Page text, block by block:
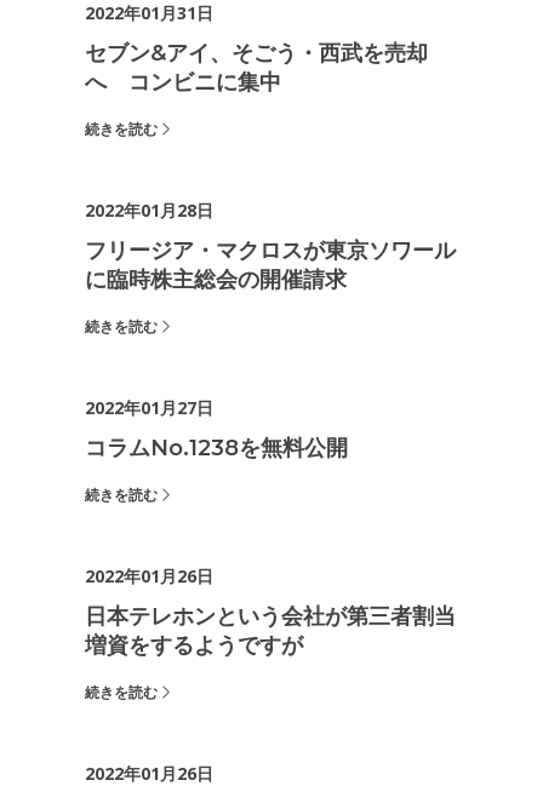
2022年01月31日
セブン&アイ、そごう・西武を売却
へ コンビニに集中
続きを読む
2022年01月28日
フリージア・マクロスが東京ソワール
に臨時株主総会の開催請求
続きを読む
2022年01月27日
コラムNo.1238を無料公開
続きを読む
2022年01月26日
日本テレホンという会社が第三者割当
増資をするようですが
続きを読む
2022年01月26日